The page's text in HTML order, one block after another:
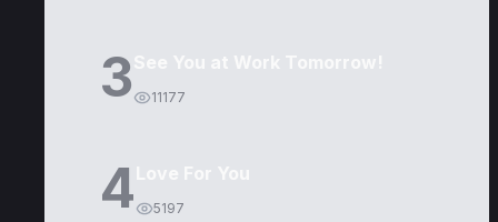
3 11177
4 5197